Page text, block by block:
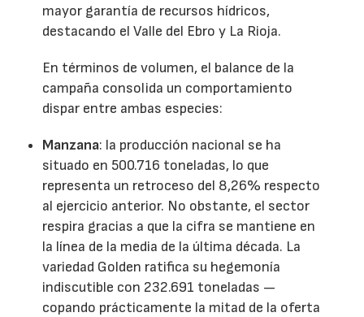
mayor garantía de recursos hídricos,
destacando el Valle del Ebro y La Rioja.
En términos de volumen, el balance de la
campaña consolida un comportamiento
dispar entre ambas especies:
Manzana: la producción nacional se ha
situado en 500.716 toneladas, lo que
representa un retroceso del 8,26% respecto
al ejercicio anterior. No obstante, el sector
respira gracias a que la cifra se mantiene en
la línea de la media de la última década. La
variedad Golden ratifica su hegemonía
indiscutible con 232.691 toneladas —
copando prácticamente la mitad de la oferta